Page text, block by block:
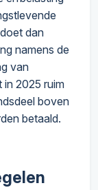
dan
namens de
van
in 2025 ruim
boven
betaald.